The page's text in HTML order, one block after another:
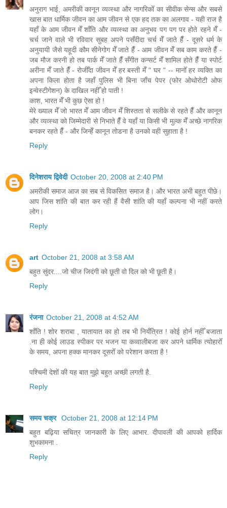
अनुराग भाई, अमरीकी कानून व्यव्स्था और नागरिकोँ का सीवीक सेन्स और सबसे
खास बात धार्मिक जीवन का आम जीवन से एक हद तक का अलगाव - यही राज है
यहाँ के आम जीवन मेँ शाँति और व्यव्स्था का अनुभव पग पग पर होते रहने मेँ -
चर्च जाने वाले भी रविवार सुबह अपने पसँदीदा चर्च मेँ जाते हैँ - दूसरे धर्म के
अनुयायी जैसे यहूदी कौम सीनेगोग मेँ जाते हैँ - आम जीवन मेँ सब काम करते हैँ -
जब मौज करनी हो तब पार्क मेँ जाते हैँ सँगीत कन्सर्ट मेँ शामिल होते हैँ या स्पोर्ट
अरीना मेँ जाते हैँ - रोजीँदा जीवन मेँ हर बस्ती मेँ " घर " -- मानोँ हर व्यक्ति का
अपना किला होता है जहाँ पुलिस भी बिना जाँच पेपर (फोर ओथोरोटी ओफ
इन्वेस्टीगेशन) के दाखिल नहीँ हो पाती !
काश, भारत मेँ भी कुछ ऐसा हो !
मेरे ख्याल मेँ जो भारत मेँ आम जीवन मेँ शिस्तता से सलीके से रहते हैँ और कानून
और व्यव्स्था को जिम्मेदारी से निभाते हैँ वे यहाँ या किसी भी मुल्क मेँ अच्छे नागरिक
बनकर रहते हैँ - और जिन्हेँ कानून तोडना है उनको वही सुहाता है !
Reply
दिनेशराय द्विवेदी October 20, 2008 at 2:40 PM
अमरीकी समाज आज का सब से विकसित समाज है। और भारत अभी बहुत पीछे।
आप जिस शांति की बात कर रही हैं वैसी शांति की यहाँ कल्पना भी नहीं करते
लोग।
Reply
art October 21, 2008 at 3:58 AM
बहुत सुंदर....जो चीज जिदंगी को छूती वो दिल को भी छूती है।
Reply
रंजना October 21, 2008 at 4:52 AM
शाँति ! शोर शराबा , यातायात का हो तब भी नियँत्रित ! कोई होर्न नहीँ बजाता
.ना ही कोई लाउड स्पीकर पर भजन या कव्वालीबजा कर अपने धार्मिक त्योहारोँ
के समय, अपना हक्क मानकर दूसरोँ को परेशान करता है !
पश्चिमी देशों की यह बात मुझे बहुत अच्छी लगती है.
Reply
समय चक्र October 21, 2008 at 12:14 PM
बहुत बढ़िया सचित्र जानकारी के लिए आभार. दीपावली की आपको हार्दिक
शुभकामना .
Reply